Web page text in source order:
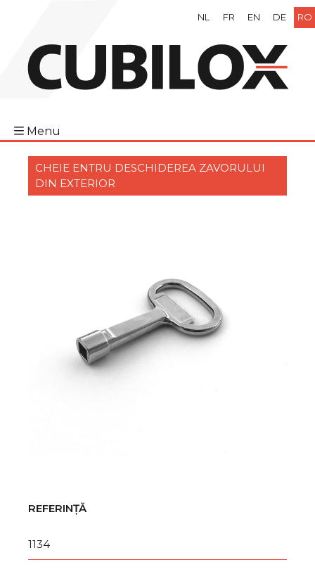
NL FR EN DE RO
Menu
CHEIE ENTRU DESCHIDEREA ZAVORULUI
DIN EXTERIOR
REFERINȚĂ
1134